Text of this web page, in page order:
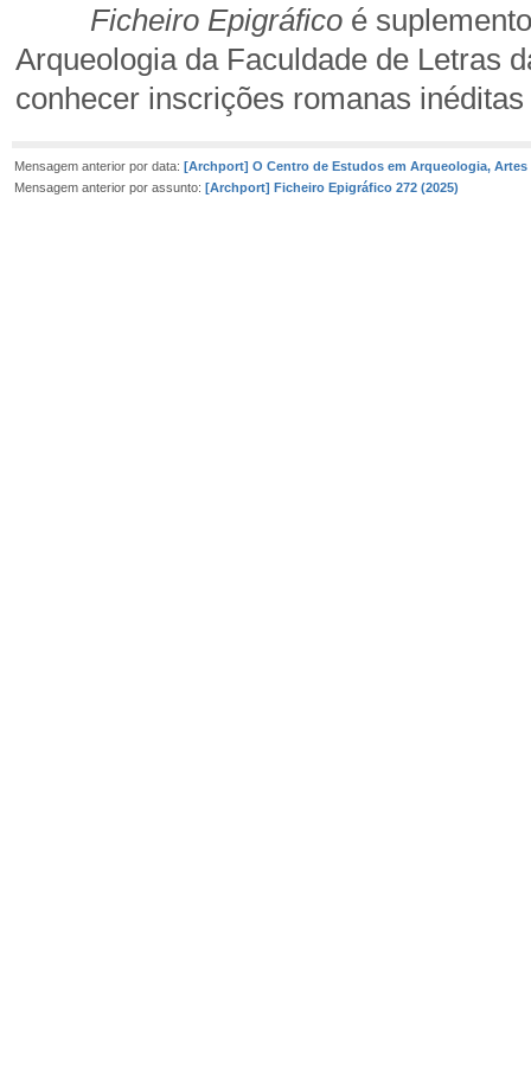
Ficheiro Epigráfico é
Arqueologia da Faculdade de Letras
conhecer inscrições romanas
Mensagem anterior por data: [Archport] O Centro de Estudos em Arqueologia,
Mensagem anterior por assunto: [Archport] Ficheiro Epigráfico 272 (2025)